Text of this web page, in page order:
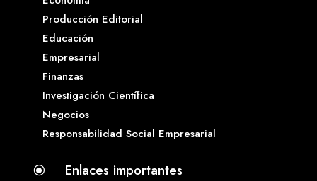
Producción Editorial
Educación
Empresarial
Finanzas
Investigación Científica
Negocios
Responsabilidad Social Empresarial
\ Enlaces importantes